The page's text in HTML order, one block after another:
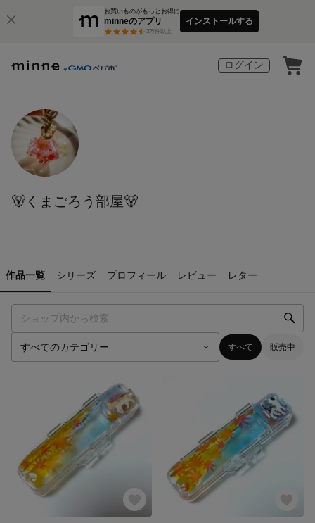
お買いものがもっとお得に
minneのアプリ
3万件以上
インストールする
ログイン
🐻‍くまごろう部屋🐻‍
作品一覧 シリーズ プロフィール レビュー レター
すべて 販売中